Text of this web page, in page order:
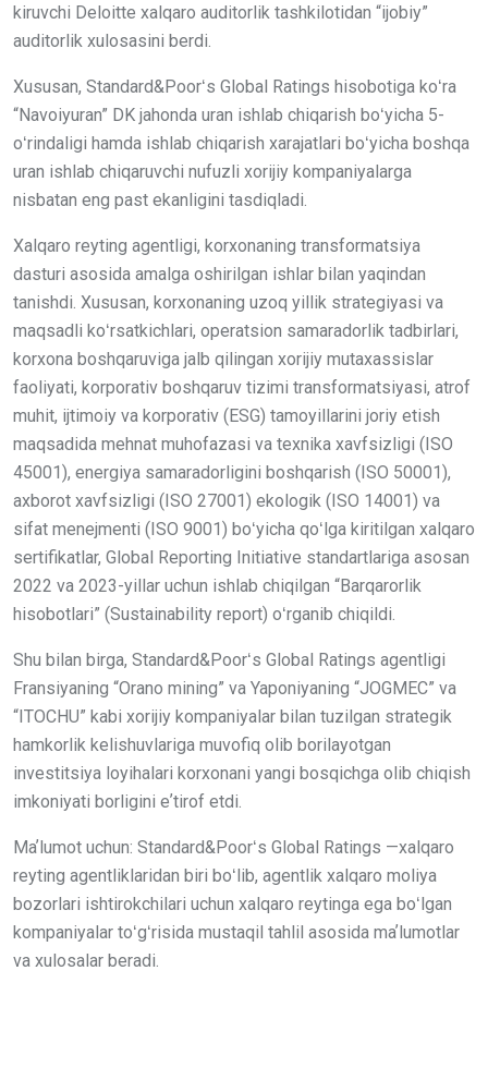
kiruvchi Deloitte xalqaro auditorlik tashkilotidan “ijobiy”
auditorlik xulosasini berdi.
Xususan, Standard&Poorʻs Global Ratings hisobotiga koʻra
“Navoiyuran” DK jahonda uran ishlab chiqarish boʻyicha 5-
oʻrindaligi hamda ishlab chiqarish xarajatlari boʻyicha boshqa
uran ishlab chiqaruvchi nufuzli xorijiy kompaniyalarga
nisbatan eng past ekanligini tasdiqladi.
Xalqaro reyting agentligi, korxonaning transformatsiya
dasturi asosida amalga oshirilgan ishlar bilan yaqindan
tanishdi. Xususan, korxonaning uzoq yillik strategiyasi va
maqsadli koʻrsatkichlari, operatsion samaradorlik tadbirlari,
korxona boshqaruviga jalb qilingan xorijiy mutaxassislar
faoliyati, korporativ boshqaruv tizimi transformatsiyasi, atrof
muhit, ijtimoiy va korporativ (ESG) tamoyillarini joriy etish
maqsadida mehnat muhofazasi va texnika xavfsizligi (ISO
45001), energiya samaradorligini boshqarish (ISO 50001),
axborot xavfsizligi (ISO 27001) ekologik (ISO 14001) va
sifat menejmenti (ISO 9001) boʻyicha qoʻlga kiritilgan xalqaro
sertifikatlar, Global Reporting Initiative standartlariga asosan
2022 va 2023-yillar uchun ishlab chiqilgan “Barqarorlik
hisobotlari” (Sustainability report) oʻrganib chiqildi.
Shu bilan birga, Standard&Poorʻs Global Ratings agentligi
Fransiyaning “Orano mining” va Yaponiyaning “JOGMEC” va
“ITOCHU” kabi xorijiy kompaniyalar bilan tuzilgan strategik
hamkorlik kelishuvlariga muvofiq olib borilayotgan
investitsiya loyihalari korxonani yangi bosqichga olib chiqish
imkoniyati borligini eʼtirof etdi.
Maʼlumot uchun: Standard&Poorʻs Global Ratings —xalqaro
reyting agentliklaridan biri boʻlib, agentlik xalqaro moliya
bozorlari ishtirokchilari uchun xalqaro reytinga ega boʻlgan
kompaniyalar toʻgʻrisida mustaqil tahlil asosida maʼlumotlar
va xulosalar beradi.